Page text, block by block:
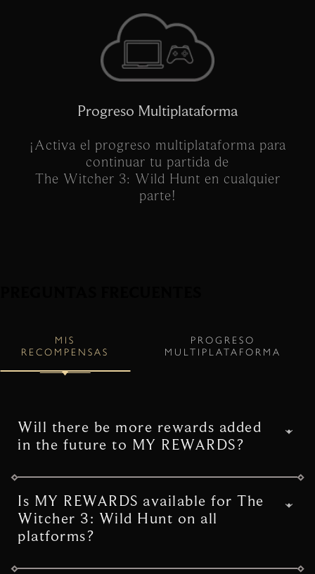
Progreso Multiplataforma
¡Activa el progreso multiplataforma para
continuar tu partida de
The Witcher 3: Wild Hunt en cualquier
parte!
MIS
RECOMPENSAS
PROGRESO
MULTIPLATAFORMA
Will there be more rewards added
in the future to MY REWARDS?
We do have plans to expand MY REWARDS
in the future, so make sure to follow The
Witcher 3: Wild Hunt on the game’s official
social media channels, as well as
thewitcher.com to stay updated on what’s
Is MY REWARDS available for The
Witcher 3: Wild Hunt on all
platforms?
Yes! You can access MY REWARDS on